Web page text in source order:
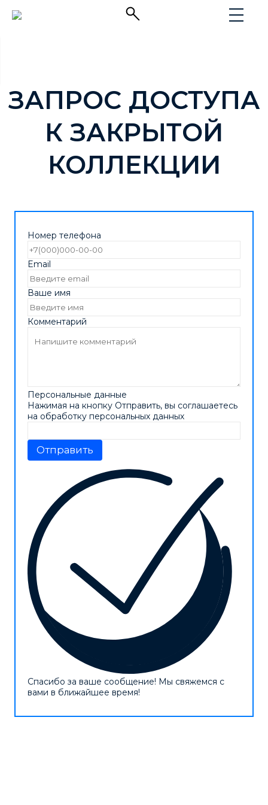
ЗАПРОС ДОСТУПА
К ЗАКРЫТОЙ
КОЛЛЕКЦИИ
Номер телефона
Email
Ваше имя
Комментарий
Персональные данные
Нажимая на кнопку Отправить, вы соглашаетесь
на обработку персональных данных
Отправить
Спасибо за ваше сообщение! Мы свяжемся с
вами в ближайшее время!